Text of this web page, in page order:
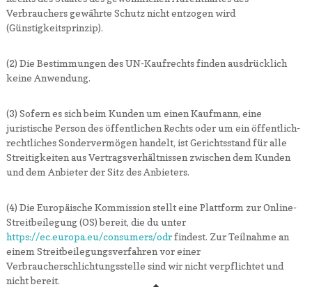
Verbrauchers gewährte Schutz nicht entzogen wird
(Günstigkeitsprinzip).
(2) Die Bestimmungen des UN-Kaufrechts finden ausdrücklich
keine Anwendung.
(3) Sofern es sich beim Kunden um einen Kaufmann, eine
juristische Person des öffentlichen Rechts oder um ein öffentlich-
rechtliches Sondervermögen handelt, ist Gerichtsstand für alle
Streitigkeiten aus Vertragsverhältnissen zwischen dem Kunden
und dem Anbieter der Sitz des Anbieters.
(4) Die Europäische Kommission stellt eine Plattform zur Online-
Streitbeilegung (OS) bereit, die du unter
https://ec.europa.eu/consumers/odrfindest. Zur Teilnahme an
einem Streitbeilegungsverfahren vor einer
Verbraucherschlichtungsstelle sind wir nicht verpflichtet und
nicht bereit.